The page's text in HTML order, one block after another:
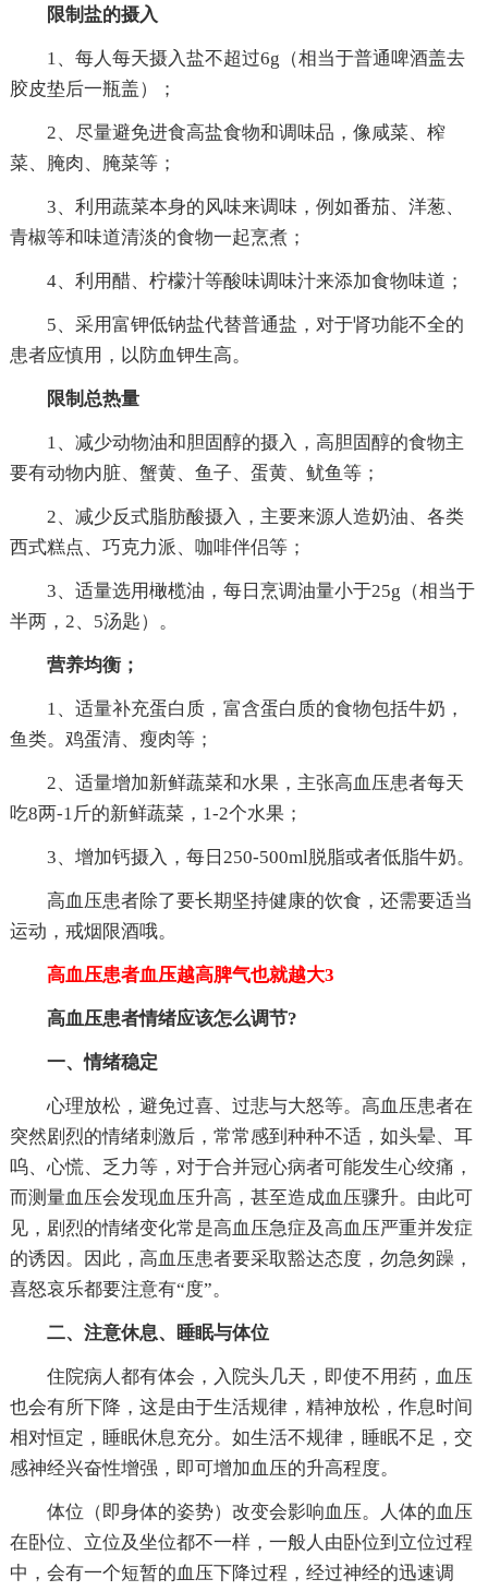
限制盐的摄入
1、每人每天摄入盐不超过6g（相当于普通啤酒盖去
胶皮垫后一瓶盖）；
2、尽量避免进食高盐食物和调味品，像咸菜、榨
菜、腌肉、腌菜等；
3、利用蔬菜本身的风味来调味，例如番茄、洋葱、
青椒等和味道清淡的食物一起烹煮；
4、利用醋、柠檬汁等酸味调味汁来添加食物味道；
5、采用富钾低钠盐代替普通盐，对于肾功能不全的
患者应慎用，以防血钾生高。
限制总热量
1、减少动物油和胆固醇的摄入，高胆固醇的食物主
要有动物内脏、蟹黄、鱼子、蛋黄、鱿鱼等；
2、减少反式脂肪酸摄入，主要来源人造奶油、各类
西式糕点、巧克力派、咖啡伴侣等；
3、适量选用橄榄油，每日烹调油量小于25g（相当于
半两，2、5汤匙）。
营养均衡；
1、适量补充蛋白质，富含蛋白质的食物包括牛奶，
鱼类。鸡蛋清、瘦肉等；
2、适量增加新鲜蔬菜和水果，主张高血压患者每天
吃8两-1斤的新鲜蔬菜，1-2个水果；
3、增加钙摄入，每日250-500ml脱脂或者低脂牛奶。
高血压患者除了要长期坚持健康的饮食，还需要适当
运动，戒烟限酒哦。
高血压患者血压越高脾气也就越大3
高血压患者情绪应该怎么调节?
一、情绪稳定
心理放松，避免过喜、过悲与大怒等。高血压患者在
突然剧烈的情绪刺激后，常常感到种种不适，如头晕、耳
呜、心慌、乏力等，对于合并冠心病者可能发生心绞痛，
而测量血压会发现血压升高，甚至造成血压骤升。由此可
见，剧烈的情绪变化常是高血压急症及高血压严重并发症
的诱因。因此，高血压患者要采取豁达态度，勿急匆躁，
喜怒哀乐都要注意有“度”。
二、注意休息、睡眠与体位
住院病人都有体会，入院头几天，即使不用药，血压
也会有所下降，这是由于生活规律，精神放松，作息时间
相对恒定，睡眠休息充分。如生活不规律，睡眠不足，交
感神经兴奋性增强，即可增加血压的升高程度。
体位（即身体的姿势）改变会影响血压。人体的血压
在卧位、立位及坐位都不一样，一般人由卧位到立位过程
中，会有一个短暂的血压下降过程，经过神经的迅速调